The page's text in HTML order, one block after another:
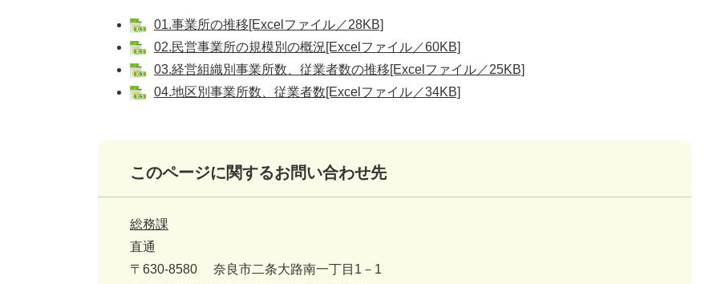
01.事業所の推移[Excelファイル／28KB]
02.民営事業所の規模別の概況[Excelファイル／60KB]
03.経営組織別事業所数、従業者数の推移[Excelファイル／25KB]
04.地区別事業所数、従業者数[Excelファイル／34KB]
このページに関するお問い合わせ先
総務課
直通
〒630-8580
奈良市二条大路南一丁目1－1